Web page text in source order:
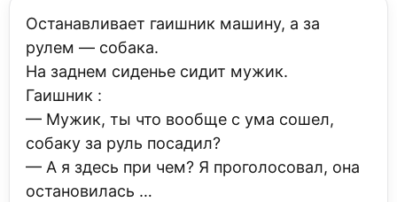
Останавливает гаишник машину, а за
рулем — собака.
На заднем сиденье сидит мужик.
Гаишник :
— Мужик, ты что вообще с ума сошел,
собаку за руль посадил?
— А я здесь при чем? Я проголосовал, она
остановилась …